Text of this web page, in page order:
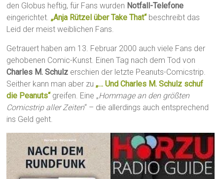
den Globus heftig, für Fans wurden Notfall-Telefone
eingerichtet.„Anja Rützel über Take That“beschreibt das
Leid der meist weiblichen Fans.
Getrauert haben am 13. Februar 2000 auch viele Fans der
gehobenen Comic-Kunst. Einen Tag nach dem Tod von
Charles M. Schulz erschien der letzte Peanuts-Comicstrip.
Seither kann man aber zu„… Und Charles M. Schulz schuf
die Peanuts“greifen. Eine „Hommage an den größten
Comicstrip aller Zeiten“ – die allerdings auch entsprechend
ins Geld geht.